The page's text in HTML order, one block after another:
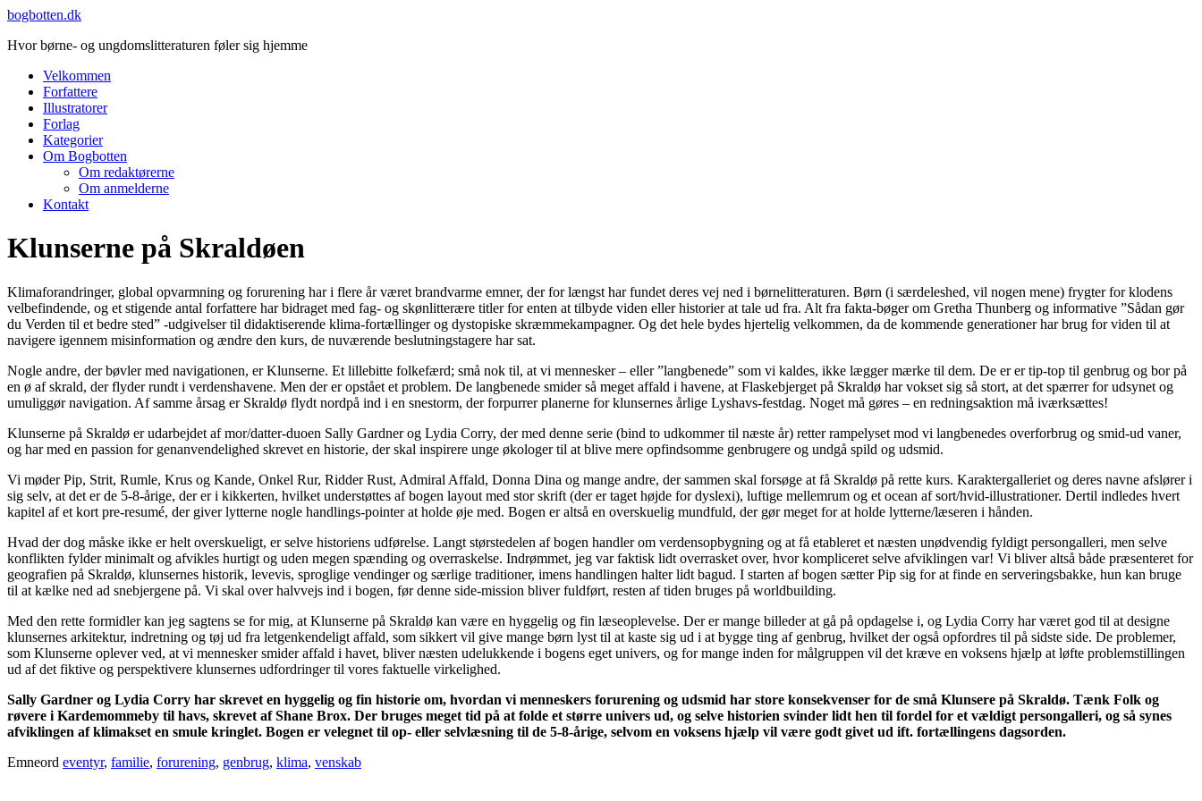
Videre
indhold
bogbotten.dk
Hvor børne- og ungdomslitteraturen føler sig hjemme
Velkommen
Forfattere
Illustratorer
Forlag
Kategorier
Om Bogbotten
Om redaktørerne
Om anmelderne
Kontakt
Klunserne på Skraldøen
Klimaforandringer, global opvarmning og forurening har i flere år været brandvarme emner, der for længst har fundet deres vej ned i børnelitteraturen. Børn (i særdeleshed, vil nogen mene) frygter for klodens
velbefindende, og et stigende antal forfattere har bidraget med fag- og skønlitterære titler for enten at tilbyde viden eller historier at tale ud fra. Alt fra fakta-bøger om Gretha Thunberg og informative ”Sådan gør
du Verden til et bedre sted” -udgivelser til didaktiserende klima-fortællinger og dystopiske skræmmekampagner. Og det hele bydes hjertelig velkommen, da de kommende generationer har brug for viden til at
navigere igennem misinformation og ændre den kurs, de nuværende beslutningstagere har sat.
Nogle andre, der bøvler med navigationen, er Klunserne. Et lillebitte folkefærd; små nok til, at vi mennesker – eller ”langbenede” som vi kaldes, ikke lægger mærke til dem. De er er tip-top til genbrug og bor på
en ø af skrald, der flyder rundt i verdenshavene. Men der er opstået et problem. De langbenede smider så meget affald i havene, at Flaskebjerget på Skraldø har vokset sig så stort, at det spærrer for udsynet og
umuliggør navigation. Af samme årsag er Skraldø flydt nordpå ind i en snestorm, der forpurrer planerne for klunsernes årlige Lyshavs-festdag. Noget må gøres – en redningsaktion må iværksættes!
Klunserne på Skraldø er udarbejdet af mor/datter-duoen Sally Gardner og Lydia Corry, der med denne serie (bind to udkommer til næste år) retter rampelyset mod vi langbenedes overforbrug og smid-ud vaner,
og har med en passion for genanvendelighed skrevet en historie, der skal inspirere unge økologer til at blive mere opfindsomme genbrugere og undgå spild og udsmid.
Vi møder Pip, Strit, Rumle, Krus og Kande, Onkel Rur, Ridder Rust, Admiral Affald, Donna Dina og mange andre, der sammen skal forsøge at få Skraldø på rette kurs. Karaktergalleriet og deres navne afslører i
sig selv, at det er de 5-8-årige, der er i kikkerten, hvilket understøttes af bogen layout med stor skrift (der er taget højde for dyslexi), luftige mellemrum og et ocean af sort/hvid-illustrationer. Dertil indledes hvert
kapitel af et kort pre-resumé, der giver lytterne nogle handlings-pointer at holde øje med. Bogen er altså en overskuelig mundfuld, der gør meget for at holde lytterne/læseren i hånden.
Hvad der dog måske ikke er helt overskueligt, er selve historiens udførelse. Langt størstedelen af bogen handler om verdensopbygning og at få etableret et næsten unødvendig fyldigt persongalleri, men selve
konflikten fylder minimalt og afvikles hurtigt og uden megen spænding og overraskelse. Indrømmet, jeg var faktisk lidt overrasket over, hvor kompliceret selve afviklingen var! Vi bliver altså både præsenteret for
geografien på Skraldø, klunsernes historik, levevis, sproglige vendinger og særlige traditioner, imens handlingen halter lidt bagud. I starten af bogen sætter Pip sig for at finde en serveringsbakke, hun kan bruge
til at kælke ned ad snebjergene på. Vi skal over halvvejs ind i bogen, før denne side-mission bliver fuldført, resten af tiden bruges på worldbuilding.
Med den rette formidler kan jeg sagtens se for mig, at Klunserne på Skraldø kan være en hyggelig og fin læseoplevelse. Der er mange billeder at gå på opdagelse i, og Lydia Corry har været god til at designe
klunsernes arkitektur, indretning og tøj ud fra letgenkendeligt affald, som sikkert vil give mange børn lyst til at kaste sig ud i at bygge ting af genbrug, hvilket der også opfordres til på sidste side. De problemer,
som Klunserne oplever ved, at vi mennesker smider affald i havet, bliver næsten udelukkende i bogens eget univers, og for mange inden for målgruppen vil det kræve en voksens hjælp at løfte problemstillingen
ud af det fiktive og perspektivere klunsernes udfordringer til vores faktuelle virkelighed.
Sally Gardner og Lydia Corry har skrevet en hyggelig og fin historie om, hvordan vi menneskers forurening og udsmid har store konsekvenser for de små Klunsere på Skraldø. Tænk Folk og
røvere i Kardemommeby til havs, skrevet af Shane Brox. Der bruges meget tid på at folde et større univers ud, og selve historien svinder lidt hen til fordel for et vældigt persongalleri, og så synes
afviklingen af klimakset en smule kringlet. Bogen er velegnet til op- eller selvlæsning til de 5-8-årige, selvom en voksens hjælp vil være godt givet ud ift. fortællingens dagsorden.
Emneord eventyr, familie, forurening, genbrug, klima, venskab